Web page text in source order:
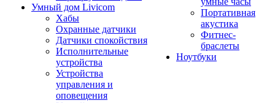
Умный дом Livicom
Хабы
Охранные датчики
Датчики спокойствия
Исполнительные
устройства
Устройства
управления и
оповещения
Портативная
акустика
Фитнес-
браслеты
Ноутбуки